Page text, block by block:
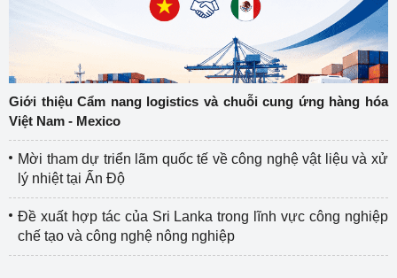
Giới thiệu Cẩm nang logistics và chuỗi cung ứng hàng hóa
Việt Nam - Mexico
Mời tham dự triển lãm quốc tế về công nghệ vật liệu và xử
lý nhiệt tại Ấn Độ
Đề xuất hợp tác của Sri Lanka trong lĩnh vực công nghiệp
chế tạo và công nghệ nông nghiệp